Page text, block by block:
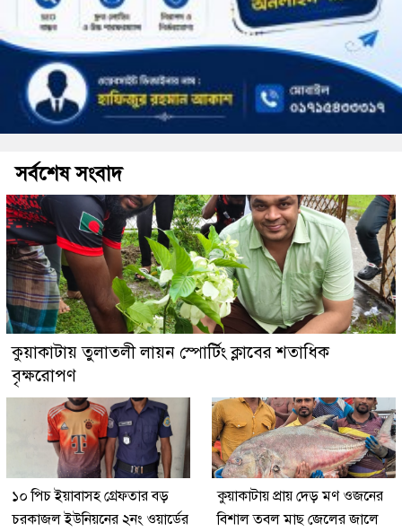
সর্বশেষ সংবাদ
কুয়াকাটায় তুলাতলী লায়ন স্পোর্টিং ক্লাবের শতাধিক
বৃক্ষরোপণ
১০ পিচ ইয়াবাসহ গ্রেফতার বড়
চরকাজল ইউনিয়নের ২নং ওয়ার্ডের
কুয়াকাটায় প্রায় দেড় মণ ওজনের
বিশাল তবল মাছ জেলের জালে